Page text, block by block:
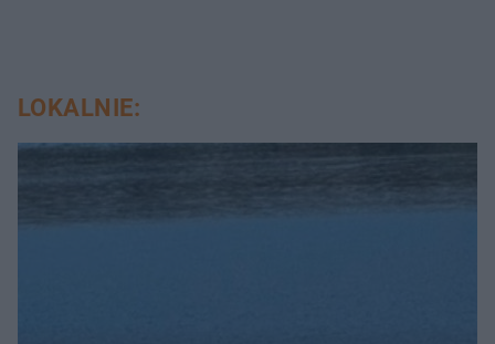
LOKALNIE: